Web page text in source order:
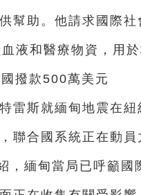
幫助。他請求國際
液和醫療物資，用
撥款500萬美元
雷斯就緬甸地震在
聯合國系統正在動員
，緬甸當局已呼籲國